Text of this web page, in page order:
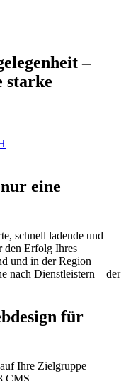
–
starke
eine
schnell ladende und
den Erfolg Ihres
und in der Region
nach Dienstleistern – der
für
Ihre Zielgruppe
CMS